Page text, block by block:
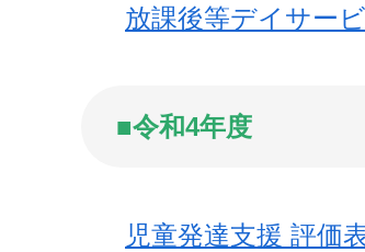
放課後等デイサー
■令和4年度
児童発達支援 評価